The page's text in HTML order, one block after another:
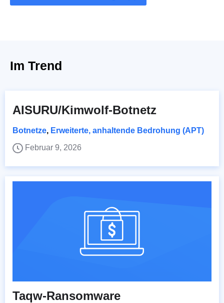
Im Trend
AISURU/Kimwolf-Botnetz
Botnetze, Erweiterte, anhaltende Bedrohung (APT)
Februar 9, 2026
Taqw-Ransomware